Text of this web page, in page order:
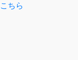
こちら